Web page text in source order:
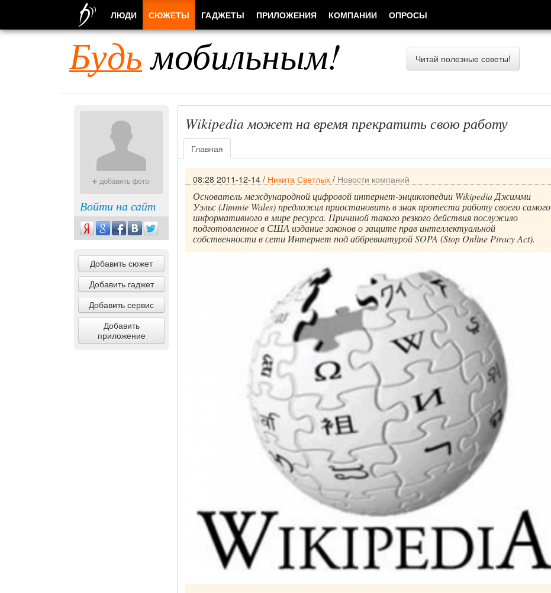
Будьмобильным! Читай полезные советы!
Войти на сайт
Добавить сюжет
Добавить гаджет
Добавить сервис
Добавить
приложение
Wikipedia может на время прекратить свою работу
Главная
08:28 2011-12-14 / Никита Светлых / Новости компаний
Основатель международной цифровой интернет-энциклопедии Wikipedia Джимми
Уэльс (Jimmie Wales) предложил приостановить в знак протеста работу своего самого
информативного в мире ресурса. Причиной такого резкого действия послужило
подготовленное в США издание законов о защите прав интеллектуальной
собственности в сети Интернет под аббревиатурой SOPA (Stop Online Piracy Act).
ЛЮДИ СЮЖЕТЫ ГАДЖЕТЫ ПРИЛОЖЕНИЯ КОМПАНИИ ОПРОСЫ